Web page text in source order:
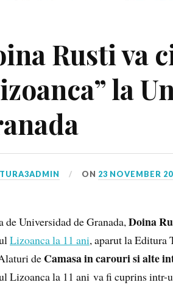
Rusti va
la
ON 23 NOVEMBER
de Universidad de Granada,Doina
Lizoanca la 11 ani, aparut la Editura
de Camasa in carouri si alte
Lizoanca la 11 ani va fi cuprins intr-